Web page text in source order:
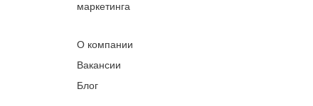
маркетинга
О компании
Вакансии
Блог